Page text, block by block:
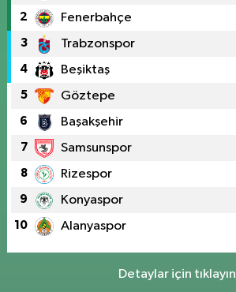
2 Fenerbahçe
3 Trabzonspor
4 Beşiktaş
5 Göztepe
6 Başakşehir
7 Samsunspor
8 Rizespor
9 Konyaspor
10 Alanyaspor
Detaylar için tıklayın